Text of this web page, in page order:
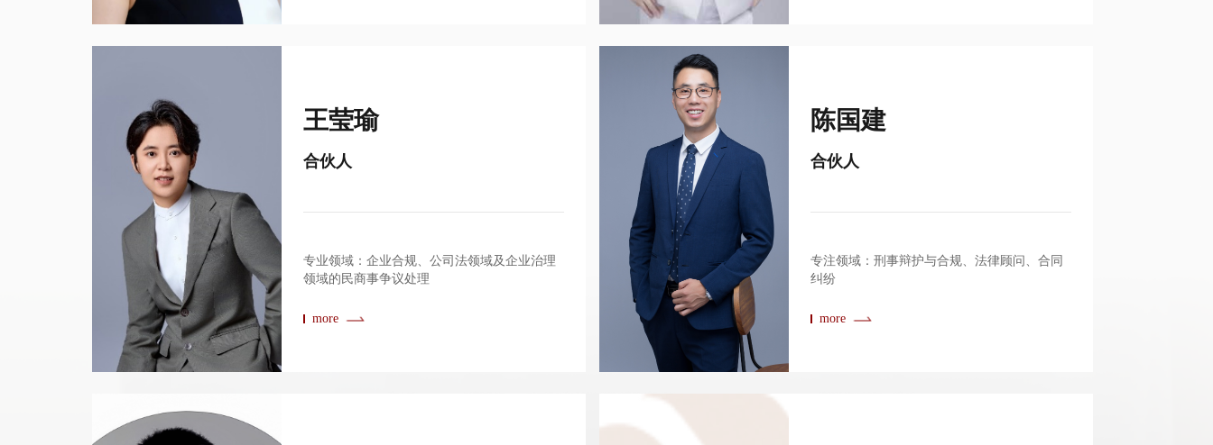
王莹瑜
合伙人
专业领域：企业合规、公司法领域及企业治理
领域的民商事争议处理
more
陈国建
合伙人
专注领域：刑事辩护与合规、法律顾问、合同
纠纷
more